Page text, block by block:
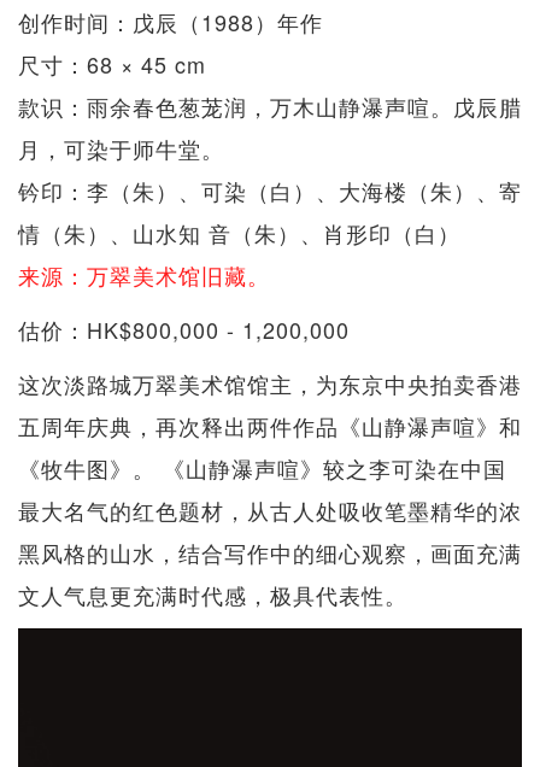
创作时间：戊辰（1988）年作
尺寸：68 × 45 cm
款识：雨余春色葱茏润，万木山静瀑声喧。戊辰腊
月，可染于师牛堂。
钤印：李（朱）、可染（白）、大海楼（朱）、寄
情（朱）、山水知 音（朱）、肖形印（白）
来源：万翠美术馆旧藏。
估价：HK$800,000 - 1,200,000
这次淡路城万翠美术馆馆主，为东京中央拍卖香港
五周年庆典，再次释出两件作品《山静瀑声喧》和
《牧牛图》。 《山静瀑声喧》较之李可染在中国
最大名气的红色题材，从古人处吸收笔墨精华的浓
黑风格的山水，结合写作中的细心观察，画面充满
文人气息更充满时代感，极具代表性。